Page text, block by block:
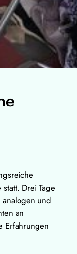
Drei Tage
und
an
Erfahrungen